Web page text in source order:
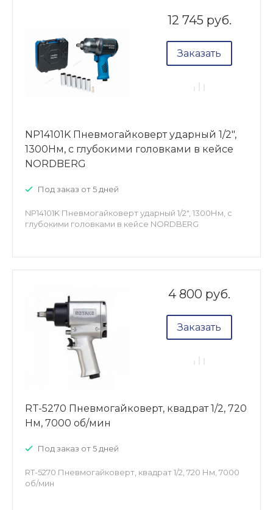
12 745 руб.
Заказать
NP14101K Пневмогайковерт ударный 1/2",
1300Нм, с глубокими головками в кейсе
NORDBERG
Под заказ от 5 дней
NP14101K Пневмогайковерт ударный 1/2", 1300Нм, с
глубокими головками в кейсе NORDBERG
4 800 руб.
Заказать
RT-5270 Пневмогайковерт, квадрат 1/2, 720
Нм, 7000 об/мин
Под заказ от 5 дней
RT-5270 Пневмогайковерт, квадрат 1/2, 720 Нм, 7000
об/мин